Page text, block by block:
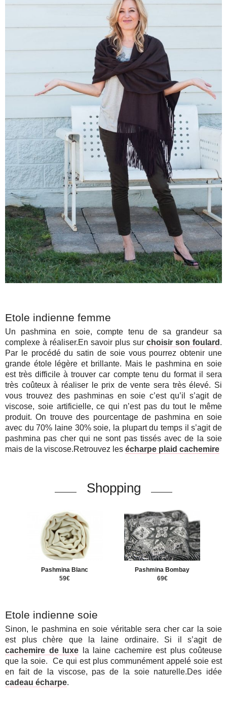
Etole indienne femme
Un pashmina en soie, compte tenu de sa grandeur sa
complexe à réaliser.En savoir plus sur choisir son foulard .
Par le procédé du satin de soie vous pourrez obtenir une
grande étole légère et brillante. Mais le pashmina en soie
est très difficile à trouver car compte tenu du format il sera
très coûteux à réaliser le prix de vente sera très élevé. Si
vous trouvez des pashminas en soie c’est qu’il s’agit de
viscose, soie artificielle, ce qui n’est pas du tout le même
produit. On trouve des pourcentage de pashmina en soie
avec du 70% laine 30% soie, la plupart du temps il s’agit de
pashmina pas cher qui ne sont pas tissés avec de la soie
mais de la viscose.Retrouvez les écharpe plaid cachemire
Shopping
Pashmina Blanc
59€
Pashmina Bombay
69€
Etole indienne soie
Sinon, le pashmina en soie véritable sera cher car la soie
est plus chère que la laine ordinaire. Si il s’agit de
cachemire de luxe la laine cachemire est plus coûteuse
que la soie. Ce qui est plus communément appelé soie est
en fait de la viscose, pas de la soie naturelle.Des idée
cadeau écharpe.